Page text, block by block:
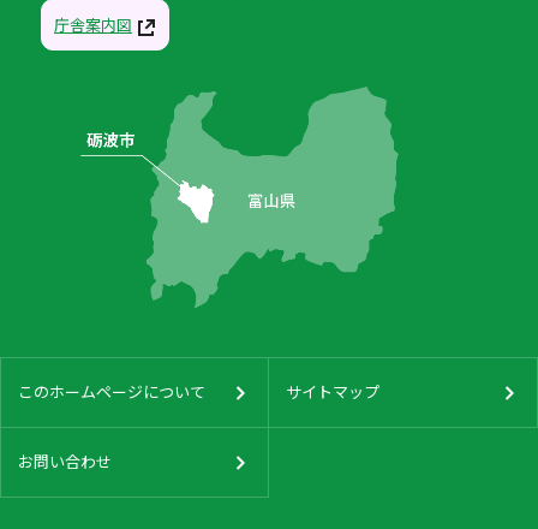
庁舎案内図
このホームページについて サイトマップ
お問い合わせ